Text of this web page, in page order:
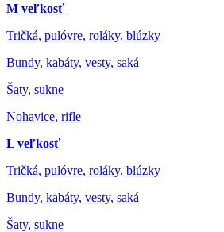
M veľkosť
Tričká, pulóvre, roláky, blúzky
Bundy, kabáty, vesty, saká
Šaty, sukne
Nohavice, rifle
L veľkosť
Tričká, pulóvre, roláky, blúzky
Bundy, kabáty, vesty, saká
Šaty, sukne